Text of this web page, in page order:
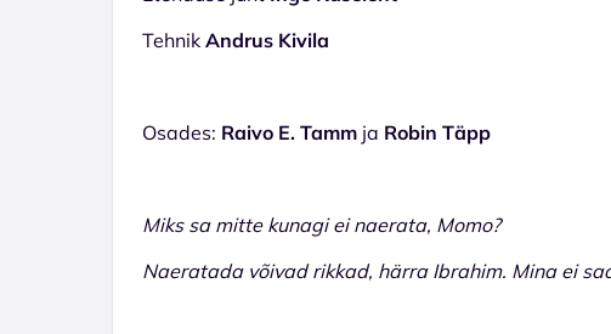
Tehnik Andrus Kivila
Osades: Raivo E. Tamm ja Robin Täpp
Miks sa mitte kunagi ei naerata, Momo?
Naeratada võivad rikkad, härra Ibrahim. Mina ei